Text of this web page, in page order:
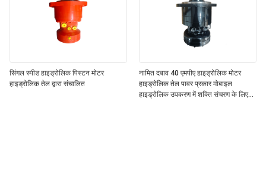
सिंगल स्पीड हाइड्रोलिक पिस्टन मोटर
हाइड्रोलिक तेल द्वारा संचालित
नामित दबाव 40 एमपीए हाइड्रोलिक मोटर
हाइड्रोलिक तेल पावर प्रकार मोबाइल
हाइड्रोलिक उपकरण में शक्ति संचरण के लिए